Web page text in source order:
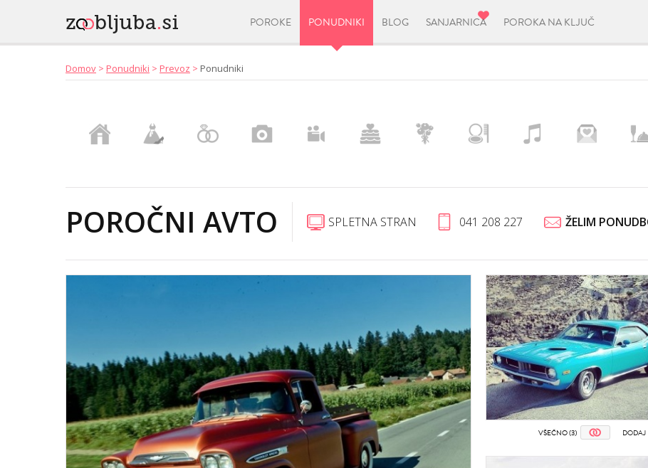
POROKE PONUDNIKI BLOG SANJARNICA POROKA NA KLJUČ
Domov > Ponudniki > Prevoz > Ponudniki
POROČNI AVTO SPLETNA STRAN 041 208 227 ŽELIM
DODAJ
VŠEČNO (3)